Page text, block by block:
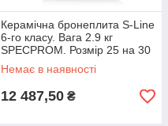
Керамічна бронеплита S-Line
6-го класу. Вага 2.9 кг
SPECPROM. Розмір 25 на 30
см
Немає в наявності
12 487,50 ₴